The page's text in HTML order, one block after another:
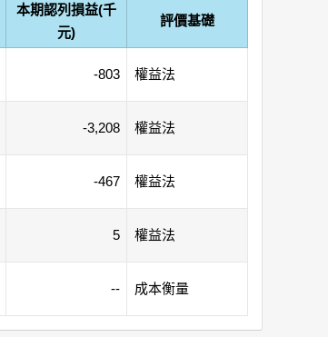
本期認列損益(千
元)
評價基礎
-803 權益法
-3,208 權益法
-467 權益法
5 權益法
-- 成本衡量